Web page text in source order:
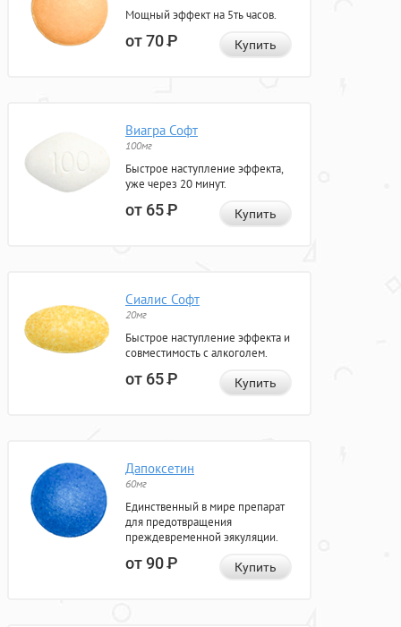
Мощный эффект на 5ть часов.
от 70Р Купить
Виагра Софт
100мг
Быстрое наступление эффекта,
уже через 20 минут.
от 65Р Купить
Сиалис Софт
20мг
Быстрое наступление эффекта и
совместимость с алкоголем.
от 65Р Купить
Дапоксетин
60мг
Единственный в мире препарат
для предотвращения
преждевременной эякуляции.
от 90Р Купить